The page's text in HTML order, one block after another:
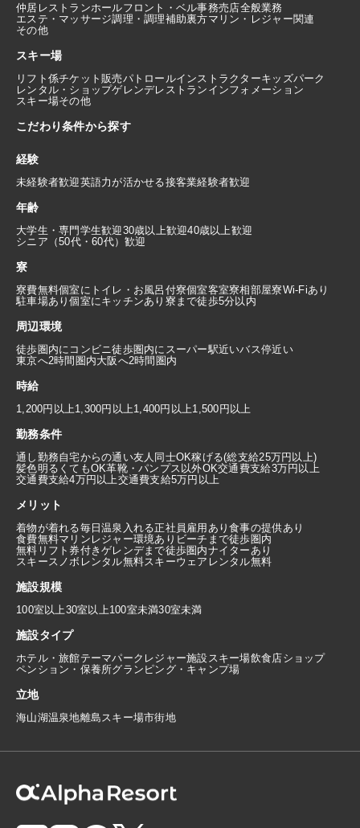
仲居 レストランホールフロント・ベル事務売店全般業務
エステ・マッサージ調理・調理補助裏方マリン・レジャー関連
その他
スキー場
リフト係チケット販売パトロールインストラクターキッズパーク
レンタル・ショップゲレンデレストラン インフォメーション
スキー場その他
こだわり条件から探す
経験
未経験者歓迎英語力が活かせる接客業経験者歓迎
年齢
大学生・専門学生歓迎30歳以上歓迎40歳以上歓迎
シニア（50代・60代）歓迎
寮
寮費無料個室にトイレ・お風呂付寮個室客室寮相部屋寮Wi-Fiあり
駐車場あり個室にキッチンあり 寮まで徒歩5分以内
周辺環境
徒歩圏内にコンビニ徒歩圏内にスーパー駅近いバス停近い
東京へ2時間圏内大阪へ2時間圏内
時給
1,200円以上1,300円以上1,400円以上1,500円以上
勤務条件
通し勤務自宅からの通い友人同士OK稼げる(総支給25万円以上)
髪色明るくてもOK革靴・パンプス以外OK交通費支給3万円以上
交通費支給4万円以上交通費支給5万円以上
メリット
着物が着れる毎日温泉入れる正社員雇用あり食事の提供あり
食費無料マリンレジャー環境あり ビーチまで徒歩圏内
無料リフト券付きゲレンデまで徒歩圏内ナイターあり
スキースノボレンタル無料スキーウェアレンタル無料
施設規模
100室以上30室以上100室未満30室未満
施設タイプ
ホテル・旅館テーマパーク レジャー施設 スキー場飲食店ショップ
ペンション・保養所グランピング・キャンプ場
立地
海山湖温泉地離島 スキー場市街地